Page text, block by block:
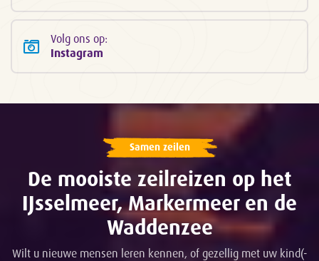
Volg ons op:
Instagram
Samen zeilen
De mooiste zeilreizen op het
IJsselmeer, Markermeer en de
Waddenzee
Wilt u nieuwe mensen leren kennen, of gezellig met uw kind(-